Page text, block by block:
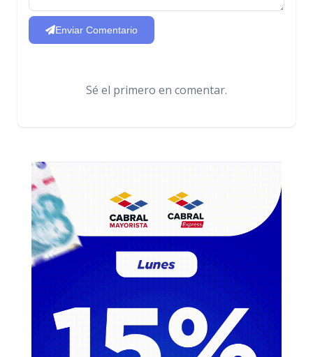
Enviar Comentario
Sé el primero en comentar.